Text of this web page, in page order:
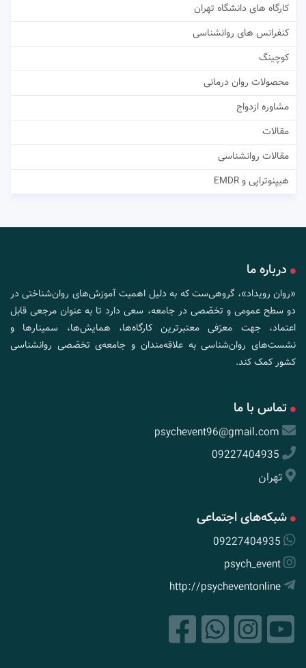
کارگاه های دانشگاه تهران
کنفرانس های روانشناسی
کوچینگ
محصولات روان درمانی
مشاوره ازدواج
مقالات
مقالات روانشناسی
هیپنوتراپی و EMDR
درباره ما
«روان رویداد»، گروهی‌ست که به دلیل اهمیت آموزش‌های روان‌شناختی در
دو سطح عمومی و تخصّصی در جامعه، سعی دارد تا به عنوان مرجعی قابل
اعتماد، جهت معرّفی معتبرترین کارگاه‌ها، همایش‌ها، سمینارها و
نشست‌های روان‌شناسی به علاقه‌مندان و جامعه‌ی تخصّصی روانشناسی
کشور کمک کند.
تماس با ما
psychevent96@gmail.com
09227404935
تهران
شبکه‌های اجتماعی
09227404935
psych_event
http://psycheventonline